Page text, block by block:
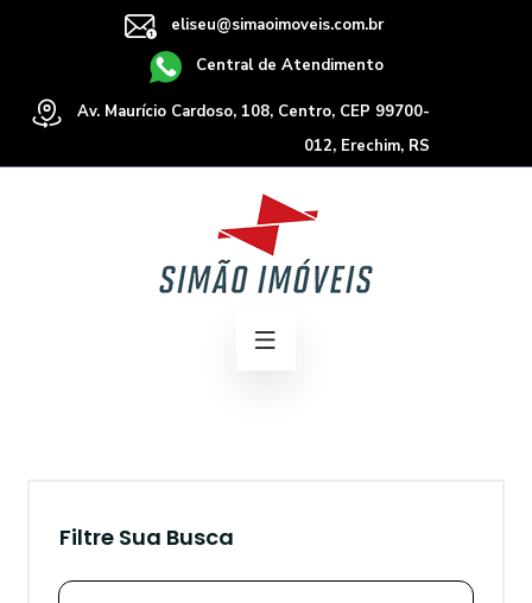
eliseu@simaoimoveis.com.br
Central de Atendimento
Av. Maurício Cardoso, 108, Centro, CEP 99700-
012, Erechim, RS
Filtre Sua Busca